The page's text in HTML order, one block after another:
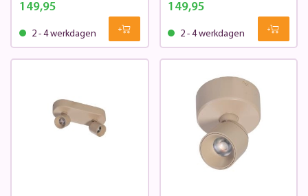
149,95
2 - 4 werkdagen
149,95
2 - 4 werkdagen